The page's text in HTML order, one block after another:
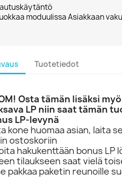
moduulissa Asiakkaan
Tuotetiedot
Osta tämän lisäksi
LP niin saat tämän
LP-levynä
kone huomaa asian, laita
ostoskoriin
hakukenttään bonus LP
tilaukseen saat vielä
pakkaa paketin reunoille